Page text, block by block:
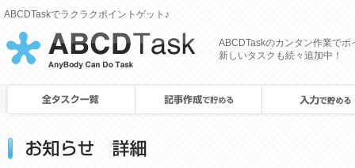
ABCDTaskでラクラクポイントゲット♪
CROWDJob
ABCDTaskのカンタン作業でポ
新しいタスクも続々追加中！